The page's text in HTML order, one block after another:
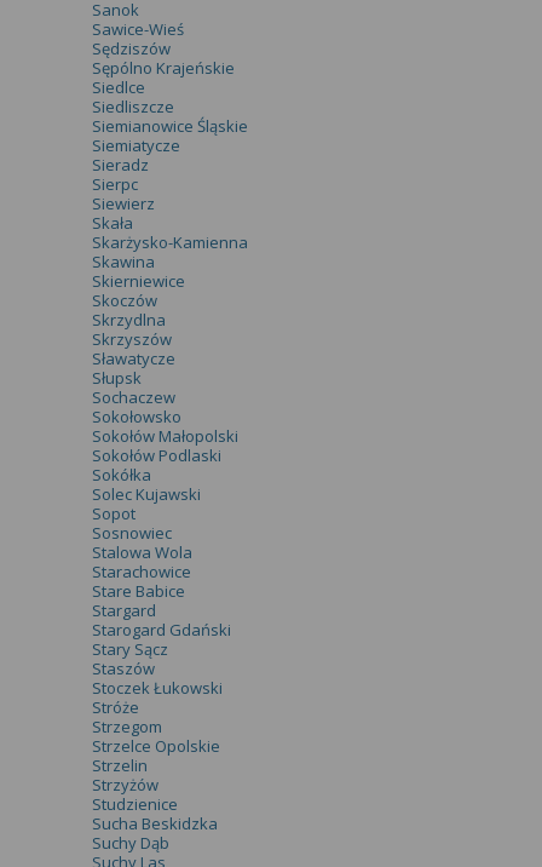
Sanok
Sawice-Wieś
Sędziszów
Sępólno Krajeńskie
Siedlce
Siedliszcze
Siemianowice Śląskie
Siemiatycze
Sieradz
Sierpc
Siewierz
Skała
Skarżysko-Kamienna
Skawina
Skierniewice
Skoczów
Skrzydlna
Skrzyszów
Sławatycze
Słupsk
Sochaczew
Sokołowsko
Sokołów Małopolski
Sokołów Podlaski
Sokółka
Solec Kujawski
Sopot
Sosnowiec
Stalowa Wola
Starachowice
Stare Babice
Stargard
Starogard Gdański
Stary Sącz
Staszów
Stoczek Łukowski
Stróże
Strzegom
Strzelce Opolskie
Strzelin
Strzyżów
Studzienice
Sucha Beskidzka
Suchy Dąb
Suchy Las